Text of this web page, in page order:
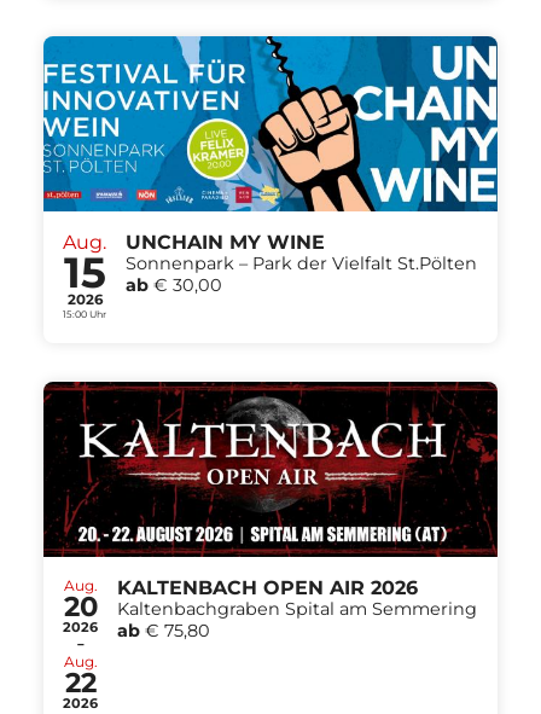
Aug.
15
2026
15:00 Uhr
UNCHAIN MY WINE
Sonnenpark – Park der Vielfalt St.Pölten
ab € 30,00
Aug.
20
2026
-
Aug.
22
2026
KALTENBACH OPEN AIR 2026
Kaltenbachgraben Spital am Semmering
ab € 75,80